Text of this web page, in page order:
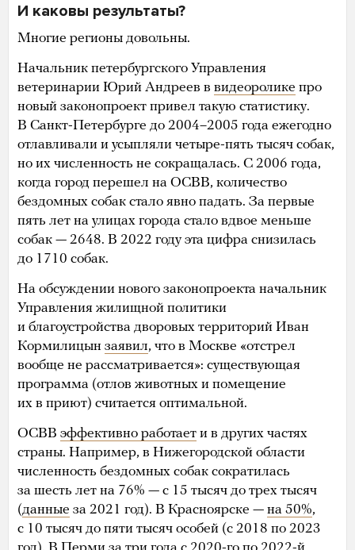
И каковы результаты?
Многие регионы довольны.
Начальник петербургского Управления
ветеринарии Юрий Андреев в видеоролике про
новый законопроект привел такую статистику.
В Санкт-Петербурге до 2004–2005 года ежегодно
отлавливали и усыпляли четыре-пять тысяч собак,
но их численность не сокращалась. С 2006 года,
когда город перешел на ОСВВ, количество
бездомных собак стало явно падать. За первые
пять лет на улицах города стало вдвое меньше
собак — 2648. В 2022 году эта цифра снизилась
до 1710 собак.
На обсуждении нового законопроекта начальник
Управления жилищной политики
и благоустройства дворовых территорий Иван
Кормилицын заявил, что в Москве «отстрел
вообще не рассматривается»: существующая
программа (отлов животных и помещение
их в приют) считается оптимальной.
ОСВВ эффективно работает и в других частях
страны. Например, в Нижегородской области
численность бездомных собак сократилась
за шесть лет на 76% — с 15 тысяч до трех тысяч
(данные за 2021 год). В Красноярске — на 50%,
с 10 тысяч до пяти тысяч особей (с 2018 по 2023